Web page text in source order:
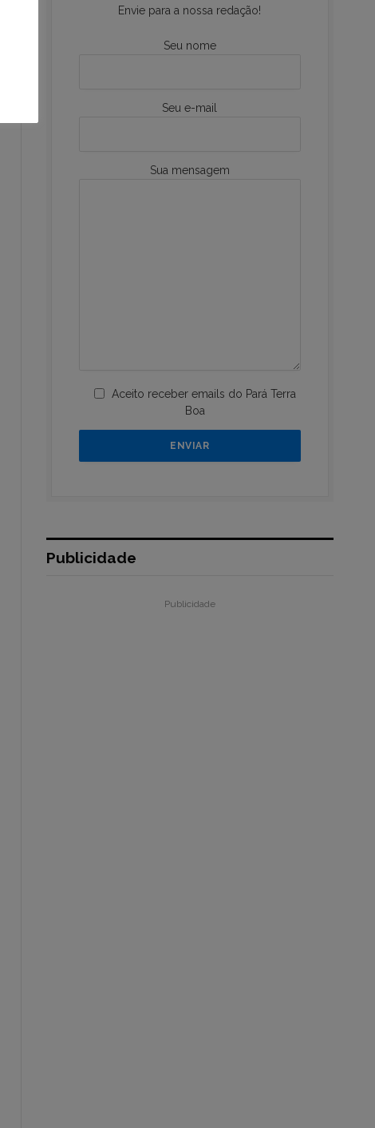
Envie para a nossa redação!
Seu nome
Seu e-mail
Sua mensagem
Aceito receber emails do Pará Terra
Boa
Publicidade
Publicidade